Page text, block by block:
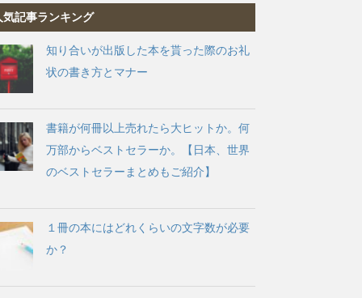
気記事ランキング
知り合いが出版した本を貰った際のお礼
状の書き方とマナー
書籍が何冊以上売れたら大ヒットか。何
万部からベストセラーか。【日本、世界
のベストセラーまとめもご紹介】
１冊の本にはどれくらいの文字数が必要
か？